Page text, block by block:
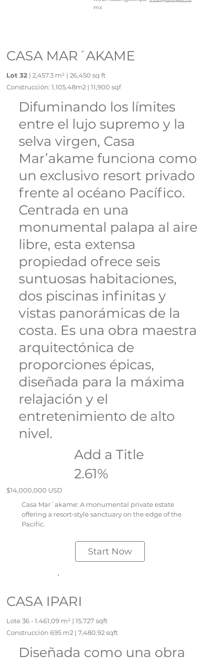
CASA MAR´AKAME
Difuminando los límites
entre el lujo supremo y la
selva virgen, Casa
Mar’akame funciona como
un exclusivo resort privado
frente al océano Pacífico.
Centrada en una
monumental palapa al aire
libre, esta extensa
propiedad ofrece seis
suntuosas habitaciones,
dos piscinas infinitas y
vistas panorámicas de la
costa. Es una obra maestra
arquitectónica de
proporciones épicas,
diseñada para la máxima
relajación y el
entretenimiento de alto
nivel.
Lot 32 | 2,457.3 m² | 26,450 sq ft
Construcción: 1,105.48m2 | 11,900 sqf
Add a Title
2.61%
$14,000,000 USD
Casa Mar´akame: A monumental private estate
offering a resort-style sanctuary on the edge of the
Pacific.
Start Now
CASA IPARI
Diseñada como una obra
Lote 36 - 1.461,09 m² | 15.727 sqft
Construcción 695 m2 | 7,480.92 sqft
mx